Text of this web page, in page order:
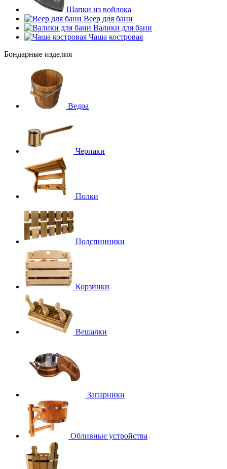
Шапки из войлока
Веер для бани
Валики для бани
Чаша костровая
Бондарные изделия
Ведра
Черпаки
Полки
Подспинники
Корзинки
Вешалки
Запарники
Обливные устройства